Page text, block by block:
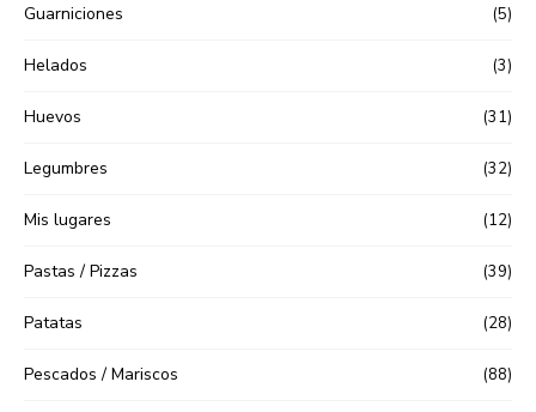
Guarniciones (5)
Helados (3)
Huevos (31)
Legumbres (32)
Mis lugares (12)
Pastas / Pizzas (39)
Patatas (28)
Pescados / Mariscos (88)